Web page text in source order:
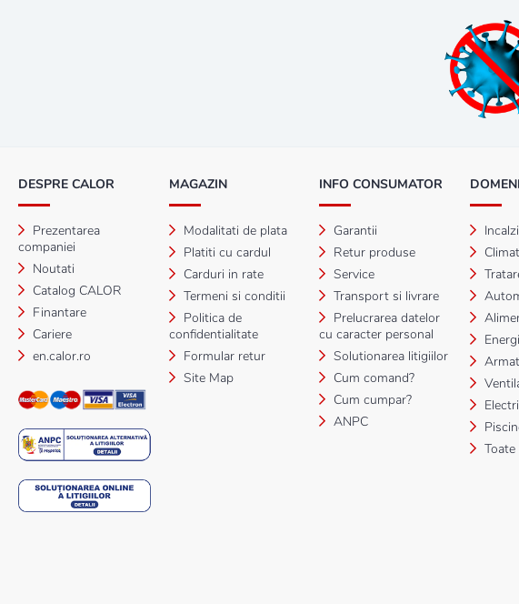
DESPRE CALOR
Prezentarea
companiei
Noutati
Catalog CALOR
Finantare
Cariere
en.calor.ro
MAGAZIN
Modalitati de plata
Platiti cu cardul
Carduri in rate
Termeni si conditii
Politica de
confidentialitate
Formular retur
Site Map
INFO CONSUMATOR
Garantii
Retur produse
Service
Transport si livrare
Prelucrarea datelor
cu caracter personal
Solutionarea litigiilor
Cum comand?
Cum cumpar?
ANPC